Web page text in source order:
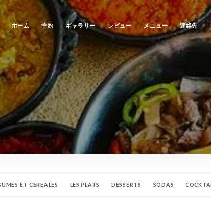
ホーム 予約 ギャラリー レビュー メニュー 連絡先
ET CEREALES LES PLATS DESSERTS SODAS